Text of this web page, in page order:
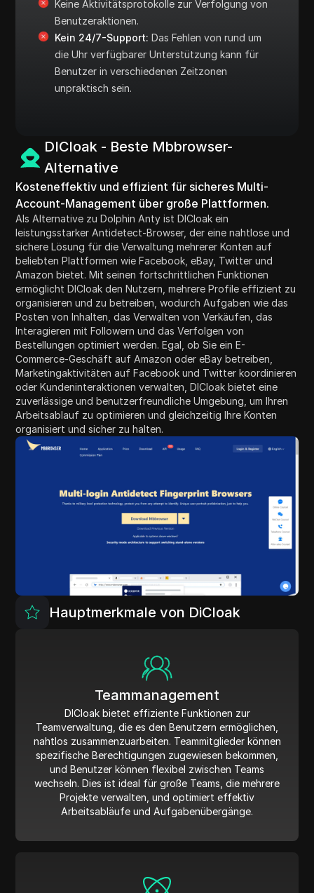
Keine Aktivitätsprotokolle zur Verfolgung von
Benutzeraktionen.
Kein 24/7-Support: Das Fehlen von rund um
die Uhr verfügbarer Unterstützung kann für
Benutzer in verschiedenen Zeitzonen
unpraktisch sein.
DICloak - Beste Mbbrowser-
Alternative
Kosteneffektiv und effizient für sicheres Multi-
Account-Management über große Plattformen.
Als Alternative zu Dolphin Anty ist DICloak ein
leistungsstarker Antidetect-Browser, der eine nahtlose und
sichere Lösung für die Verwaltung mehrerer Konten auf
beliebten Plattformen wie Facebook, eBay, Twitter und
Amazon bietet. Mit seinen fortschrittlichen Funktionen
ermöglicht DICloak den Nutzern, mehrere Profile effizient zu
organisieren und zu betreiben, wodurch Aufgaben wie das
Posten von Inhalten, das Verwalten von Verkäufen, das
Interagieren mit Followern und das Verfolgen von
Bestellungen optimiert werden. Egal, ob Sie ein E-
Commerce-Geschäft auf Amazon oder eBay betreiben,
Marketingaktivitäten auf Facebook und Twitter koordinieren
oder Kundeninteraktionen verwalten, DICloak bietet eine
zuverlässige und benutzerfreundliche Umgebung, um Ihren
Arbeitsablauf zu optimieren und gleichzeitig Ihre Konten
organisiert und sicher zu halten.
Hauptmerkmale von DiCloak
Teammanagement
DICloak bietet effiziente Funktionen zur
Teamverwaltung, die es den Benutzern ermöglichen,
nahtlos zusammenzuarbeiten. Teammitglieder können
spezifische Berechtigungen zugewiesen bekommen,
und Benutzer können flexibel zwischen Teams
wechseln. Dies ist ideal für große Teams, die mehrere
Projekte verwalten, und optimiert effektiv
Arbeitsabläufe und Aufgabenübergänge.